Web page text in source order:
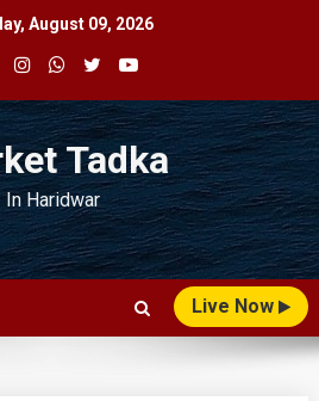
August 09, 2026
Tadka
In Haridwar
Live Now